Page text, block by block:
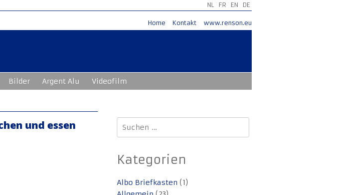
NL FR EN DE
Home Kontakt www.renson.eu
Bilder Argent Alu Videofilm
und essen
Suchen
nach:
Kategorien
Albo Briefkasten (1)